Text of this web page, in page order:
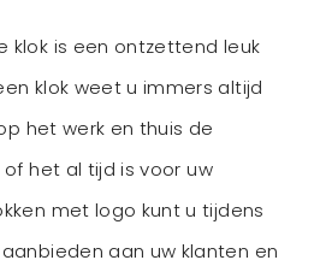
klok is een ontzettend leuk
klok weet u immers altijd
het werk en thuis de
het al tijd is voor uw
met logo kunt u tijdens
aan uw klanten en